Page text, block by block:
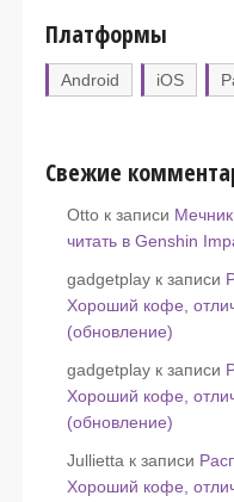
Платформы
Android iOS
Свежие
Otto к записи
читать в Genshin
gadgetplay к записи
Хороший кофе,
(обновление)
gadgetplay к записи
Хороший кофе,
(обновление)
Jullietta к записи
Хороший кофе,